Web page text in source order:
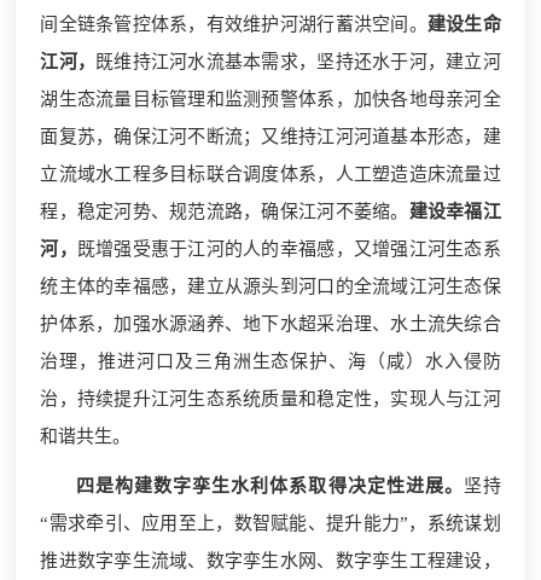
间全链条管控体系，有效维护河湖行蓄洪空间。 建设生命
江河，
既维持江河水流基本需求，坚持还水于河，建立河
湖生态流量目标管理和监测预警体系，加快各地母亲河全
面复苏，确保江河不断流；又维持江河河道基本形态，建
立流域水工程多目标联合调度体系，人工塑造造床流量过
程，稳定河势、规范流路，确保江河不萎缩。 建设幸福江
河，
既增强受惠于江河的人的幸福感，又增强江河生态系
统主体的幸福感，建立从源头到河口的全流域江河生态保
护体系，加强水源涵养、地下水超采治理、水土流失综合
治理，推进河口及三角洲生态保护、海（咸）水入侵防
治，持续提升江河生态系统质量和稳定性，实现人与江河
和谐共生。
四是构建数字孪生水利体系取得决定性进展。 坚持
“需求牵引、应用至上，数智赋能、提升能力”，系统谋划
推进数字孪生流域、数字孪生水网、数字孪生工程建设，